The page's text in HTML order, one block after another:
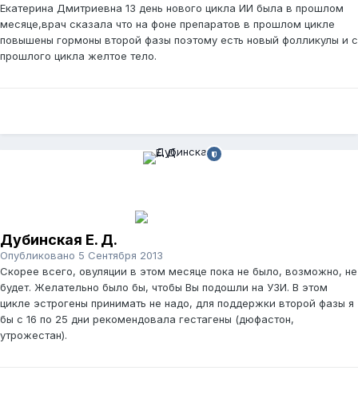
Екатерина Дмитриевна 13 день нового цикла ИИ была в прошлом
месяце,врач сказала что на фоне препаратов в прошлом цикле
повышены гормоны второй фазы поэтому есть новый фолликулы и с
прошлого цикла желтое тело.
Дубинская Е. Д.
Опубликовано 5 Сентября 2013
Скорее всего, овуляции в этом месяце пока не было, возможно, не
будет. Желательно было бы, чтобы Вы подошли на УЗИ. В этом
цикле эстрогены принимать не надо, для поддержки второй фазы я
бы с 16 по 25 дни рекомендовала гестагены (дюфастон,
утрожестан).